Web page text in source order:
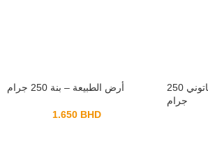
أرض الطبيعة – باستا ريقاتوني 250
جرام
أرض الطبيعة – بنة 250 جرام
1.650 BHD